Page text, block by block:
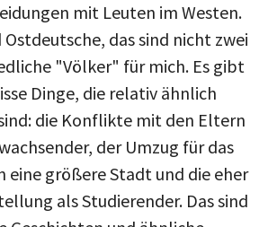
mit Leuten im Westen.
Ostdeutsche, das sind nicht zwei
"Völker" für mich. Es gibt
Dinge, die relativ ähnlich
die Konflikte mit den Eltern
der Umzug für das
eine größere Stadt und die eher
als Studierender. Das sind